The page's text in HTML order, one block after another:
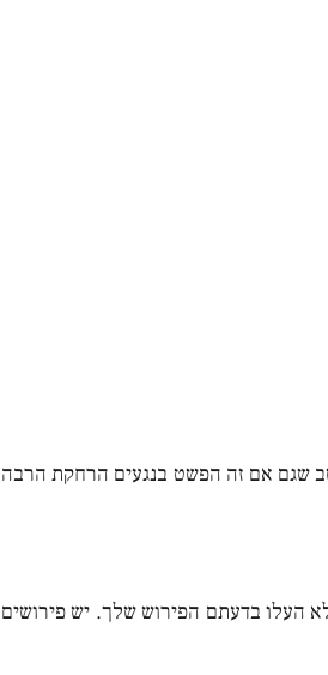
שגם אם זה הפשט בנגעים הרחקת הרבה
העלו בדעתם הפירוש שלך. יש פירושים